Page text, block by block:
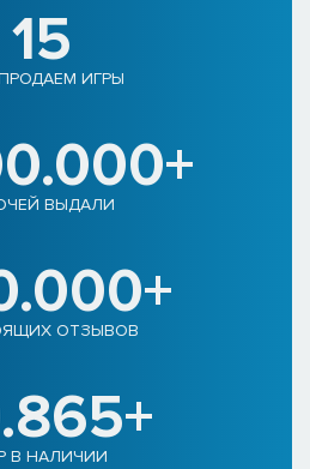
15
ИГРЫ
ВЫДАЛИ
ОТЗЫВОВ
В НАЛИЧИИ